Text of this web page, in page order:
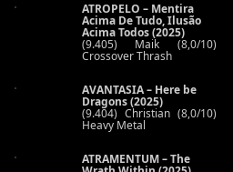
ATROPELO – Mentira
Acima De Tudo, Ilusão
Acima Todos (2025)
(9.405) Maik (8,0/10)
Crossover Thrash
AVANTASIA – Here be
Dragons (2025)
(9.404) Christian (8,0/10)
Heavy Metal
ATRAMENTUM – The